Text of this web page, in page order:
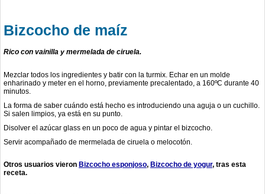
Bizcocho de maíz
Rico con vainilla y mermelada de ciruela.
Mezclar todos los ingredientes y batir con la turmix. Echar en un molde
enharinado y meter en el horno, previamente precalentado, a 160ºC durante 40
minutos.
La forma de saber cuándo está hecho es introduciendo una aguja o un cuchillo.
Si salen limpios, ya está en su punto.
Disolver el azúcar glass en un poco de agua y pintar el bizcocho.
Servir acompañado de mermelada de ciruela o melocotón.
Otros usuarios vieron Bizcocho esponjoso Bizcocho de yogur tras esta
receta.